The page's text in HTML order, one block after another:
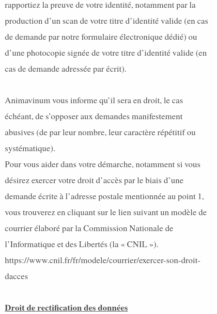
rapportiez la preuve de votre identité, notamment par la
production d’un scan de votre titre d’identité valide (en cas
de demande par notre formulaire électronique dédié) ou
d’une photocopie signée de votre titre d’identité valide (en
cas de demande adressée par écrit).
Animavinum vous informe qu’il sera en droit, le cas
échéant, de s’opposer aux demandes manifestement
abusives (de par leur nombre, leur caractère répétitif ou
systématique).
Pour vous aider dans votre démarche, notamment si vous
désirez exercer votre droit d’accès par le biais d’une
demande écrite à l’adresse postale mentionnée au point 1,
vous trouverez en cliquant sur le lien suivant un modèle de
courrier élaboré par la Commission Nationale de
l’Informatique et des Libertés (la « CNIL »).
https://www.cnil.fr/fr/modele/courrier/exercer-son-droit-
dacces
Droit de rectification des données